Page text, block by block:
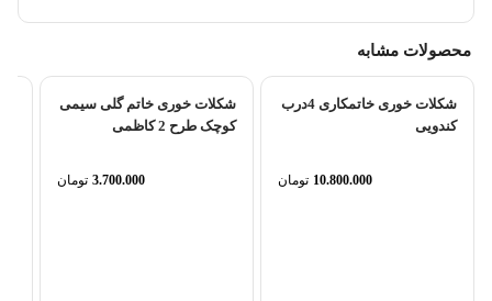
محصولات مشابه
شکلات خوری خاتمکاری 4درب
کندویی
تومان 10.800.000
شکلات خوری خاتم گلی سیمی
کوچک طرح 2 کاظمی
تومان 3.700.000